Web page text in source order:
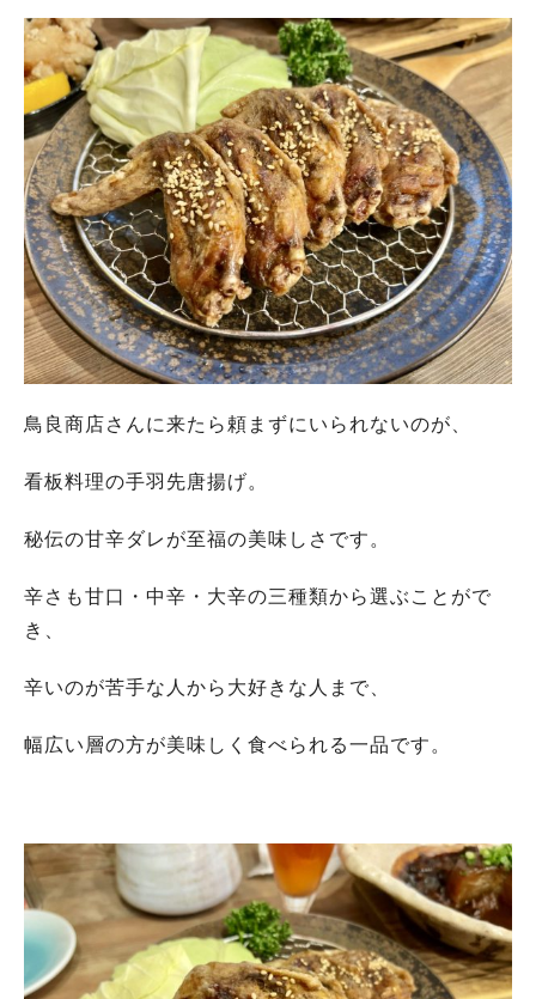
鳥良商店さんに来たら頼まずにいられないのが、
看板料理の手羽先唐揚げ。
秘伝の甘辛ダレが至福の美味しさです。
辛さも甘口・中辛・大辛の三種類から選ぶことがで
き、
辛いのが苦手な人から大好きな人まで、
幅広い層の方が美味しく食べられる一品です。